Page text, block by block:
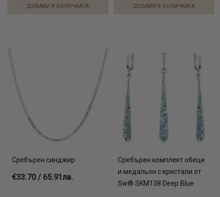
ДОБАВИ В КОЛИЧКАТА ДОБАВИ В КОЛИЧКАТА
Сребърен синджир
€33.70 / 65.91лв.
Сребърен комплект обеци
и медальон с кристали от
Sw® SKM138 Deep Blue